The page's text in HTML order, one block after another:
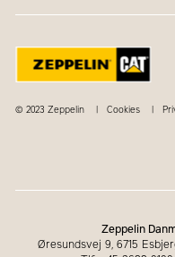
© 2023 Zeppelin Cookies
Zeppelin
Øresundsvej 9, 6715